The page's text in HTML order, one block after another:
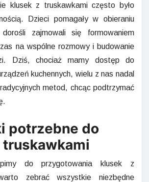
klusek z truskawkami często było
Dzieci pomagały w obieraniu
zajmowali się formowaniem
na wspólne rozmowy i budowanie
Dziś, chociaż mamy dostęp do
kuchennych, wielu z nas nadal
metod, chcąc podtrzymać
potrzebne do
do przygotowania klusek z
zebrać wszystkie niezbędne